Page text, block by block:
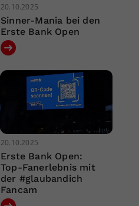
20.10.2025
Sinner-Mania bei den
Erste Bank Open
20.10.2025
Erste Bank Open:
Top-Fanerlebnis mit
der #glaubandich
Fancam